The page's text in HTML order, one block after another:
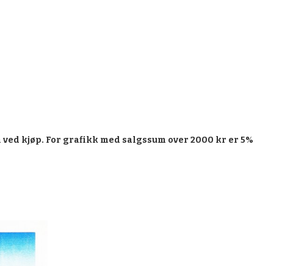
kjøp. For grafikk med salgssum over 2000 kr er 5%